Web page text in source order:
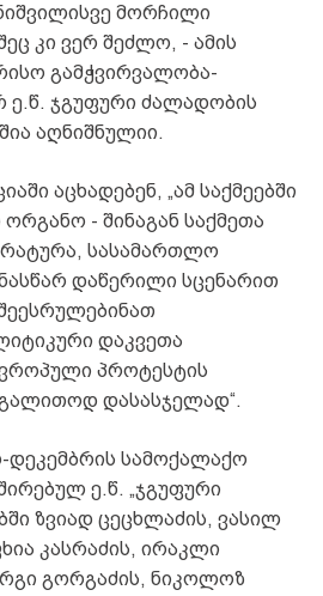
მორჩილი
კი ვერ შეძლო, - ამის
გამჭვირვალობა-
ე.წ. ჯგუფური ძალადობის
აღნიშნულიი.
აცხადებენ, „ამ საქმეებში
- შინაგან საქმეთა
სასამართლო
დაწერილი სცენარით
დაკვეთა
პროტესტის
დასასჯელად“.
დეკემბრის სამოქალაქო
ე.წ. „ჯგუფური
ზვიად ცეცხლაძის, ვასილ
კასრაძის, ირაკლი
გორგაძის, ნიკოლოზ